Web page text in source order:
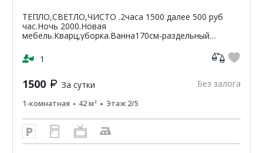
ТЕПЛО,СВЕТЛО,ЧИСТО .2часа 1500 далее 500 руб
час.Ночь 2000.Новая
мебель.Кварц,уборка.Ванна170см-раздельный
кв-42м2.ЦУМ,Шайба,Аптеки,банкомат-Сбербанк
ВТБ,Пятерочка.Чи...
1
1500 За сутки Без залога
1-комнатная 42 м² Этаж 2/5